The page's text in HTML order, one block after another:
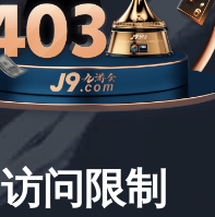
访问限制